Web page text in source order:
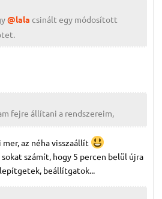
@lala csinált egy módosított
fejre állítani a rendszereim,
az néha visszaállít
számít, hogy 5 percen belül újra
beállítgatok...